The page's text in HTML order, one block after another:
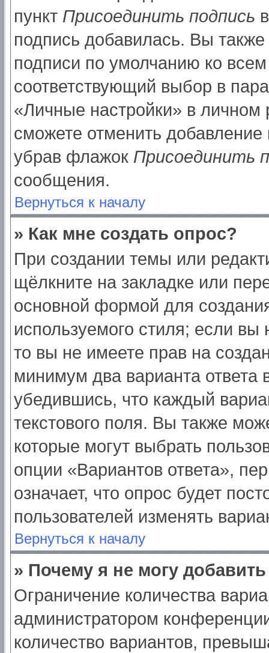
пункт Присоединить подпись
подпись добавилась. Вы
подписи по умолчанию ко
соответствующий выбор в
«Личные настройки» в
сможете отменить
убрав флажок Присоединить
сообщения.
Вернуться к началу
» Как мне создать опрос?
При создании темы или
щёлкните на закладке или
основной формой для
используемого стиля; если
то вы не имеете прав на
минимум два варианта ответа
убедившись, что каждый
текстового поля. Вы также
которые могут выбрать
опции «Вариантов ответа»,
означает, что опрос будет
пользователей изменять
Вернуться к началу
» Почему я не могу
Ограничение количества
администратором
количество вариантов,